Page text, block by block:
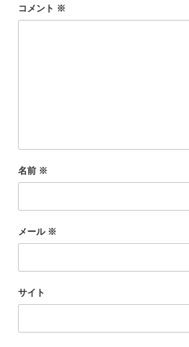
コメント ※
名前 ※
メール ※
サイト